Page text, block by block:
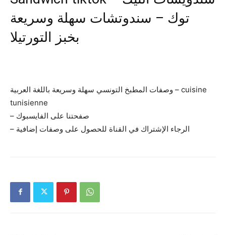
توك – سندوتشات سهلة وسريعة
بخبز التورتيلا
وصفات المطبخ التونسي سهلة وسريعة باللغة العربية – cuisine
tunisienne
– صفحتنا على الفايسبوك
– الرجاء الإشتراك في القناة للحصول على وصفات إضافية